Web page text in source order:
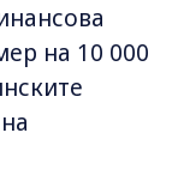
на 10 000